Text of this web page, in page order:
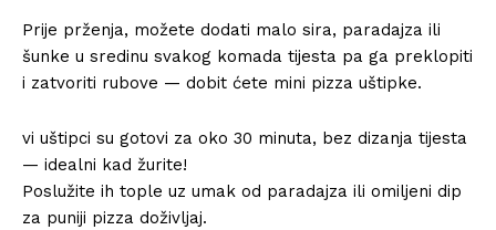
Prije prženja, možete dodati malo sira, paradajza ili
šunke u sredinu svakog komada tijesta pa ga preklopiti
i zatvoriti rubove — dobit ćete mini pizza uštipke.
vi uštipci su gotovi za oko 30 minuta, bez dizanja tijesta
— idealni kad žurite!
Poslužite ih tople uz umak od paradajza ili omiljeni dip
za puniji pizza doživljaj.